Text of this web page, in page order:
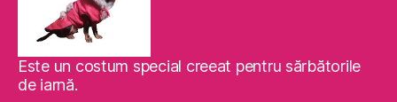
Este un costum special creeat pentru sărbătorile
de iarnă.